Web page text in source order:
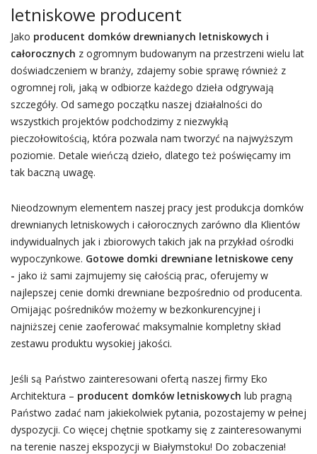
letniskowe producent
Jako producent domków drewnianych letniskowych i
całorocznych z ogromnym budowanym na przestrzeni wielu lat
doświadczeniem w branży, zdajemy sobie sprawę również z
ogromnej roli, jaką w odbiorze każdego dzieła odgrywają
szczegóły. Od samego początku naszej działalności do
wszystkich projektów podchodzimy z niezwykłą
pieczołowitością, która pozwala nam tworzyć na najwyższym
poziomie. Detale wieńczą dzieło, dlatego też poświęcamy im
tak baczną uwagę.
Nieodzownym elementem naszej pracy jest produkcja domków
drewnianych letniskowych i całorocznych zarówno dla Klientów
indywidualnych jak i zbiorowych takich jak na przykład ośrodki
wypoczynkowe. Gotowe domki drewniane letniskowe ceny
- jako iż sami zajmujemy się całością prac, oferujemy w
najlepszej cenie domki drewniane bezpośrednio od producenta.
Omijając pośredników możemy w bezkonkurencyjnej i
najniższej cenie zaoferować maksymalnie kompletny skład
zestawu produktu wysokiej jakości.
Jeśli są Państwo zainteresowani ofertą naszej firmy Eko
Architektura – producent domków letniskowych lub pragną
Państwo zadać nam jakiekolwiek pytania, pozostajemy w pełnej
dyspozycji. Co więcej chętnie spotkamy się z zainteresowanymi
na terenie naszej ekspozycji w Białymstoku! Do zobaczenia!